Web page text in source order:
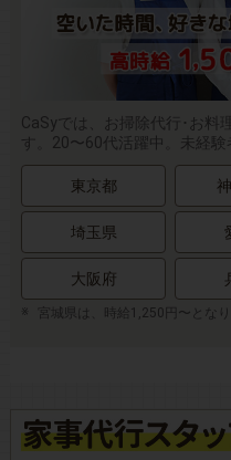
CaSyでは、お掃除代行･お料
す。20〜60代活躍中。未経験
東京都
埼玉県
大阪府
宮城県は、時給1,250円〜となり